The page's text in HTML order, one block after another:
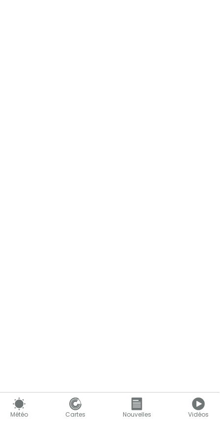
Météo Cartes Nouvelles Vidéos
Le contenu continue ci-dessous